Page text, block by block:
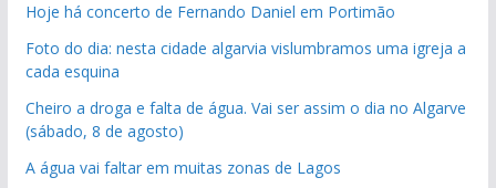
Hoje há concerto de Fernando Daniel em Portimão
Foto do dia: nesta cidade algarvia vislumbramos uma igreja a
cada esquina
Cheiro a droga e falta de água. Vai ser assim o dia no Algarve
(sábado, 8 de agosto)
A água vai faltar em muitas zonas de Lagos